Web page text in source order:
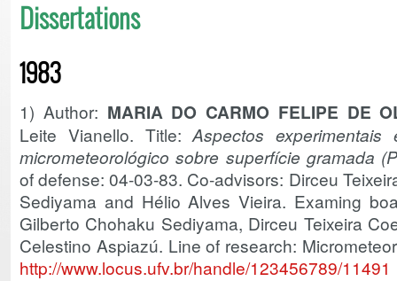
Dissertations
1983
1) Author: MARIA DO CARMO FELIPE DE
Leite Vianello. Title:Aspectos
micrometeorológico sobre superfície gramada
of defense: 04-03-83. Co-advisors: Dirceu
Sediyama and Hélio Alves Vieira. Examing
Gilberto Chohaku Sediyama, Dirceu Teixeira
Celestino Aspiazú. Line of research:
http://www.locus.ufv.br/handle/123456789/11491